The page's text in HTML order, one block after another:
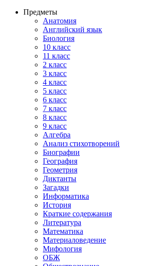
Предметы
Анатомия
Английский язык
Биология
10 класс
11 класс
2 класс
3 класс
4 класс
5 класс
6 класс
7 класс
8 класс
9 класс
Алгебра
Анализ стихотворений
Биографии
География
Геометрия
Диктанты
Загадки
Информатика
История
Краткие содержания
Литература
Математика
Материаловедение
Мифология
ОБЖ